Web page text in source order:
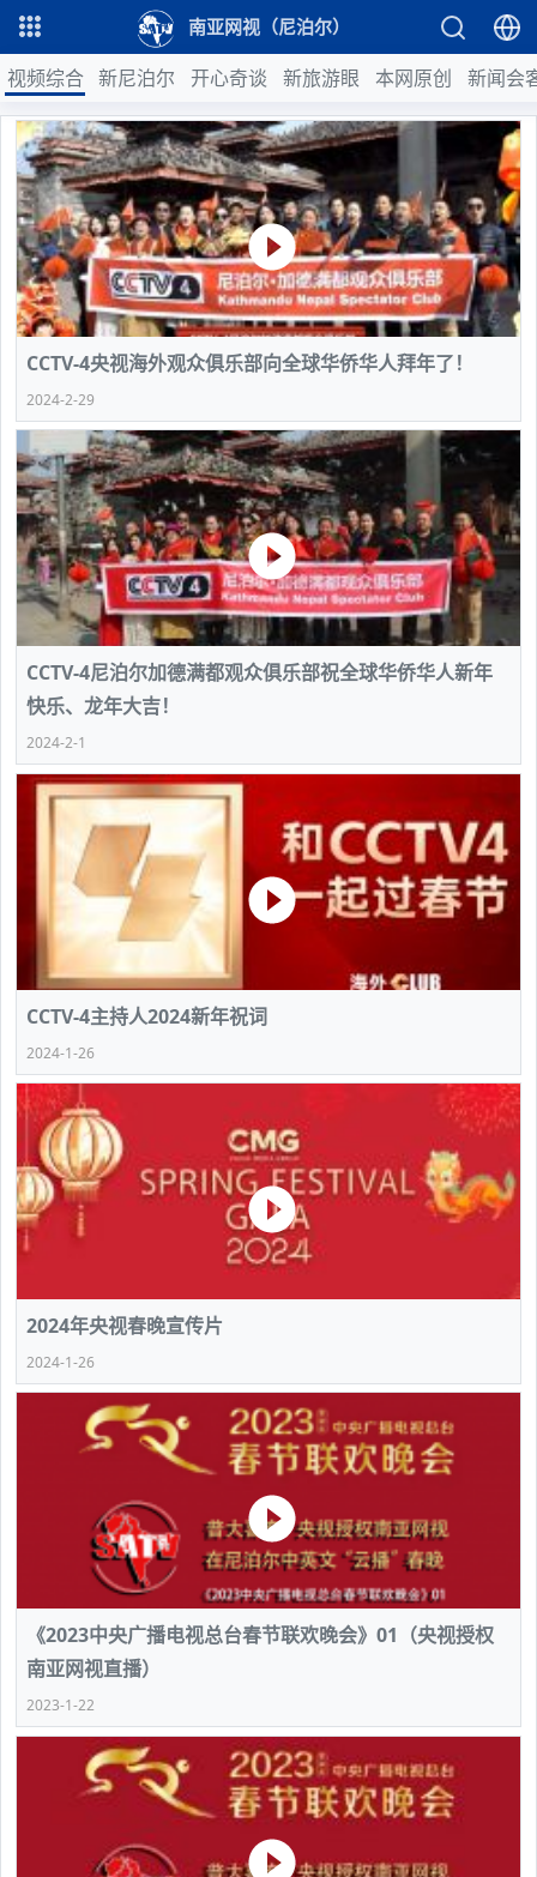
南亚网视（尼泊尔）
视频综合 新尼泊尔 开心奇谈 新旅游眼 本网原创 新闻会
CCTV-4央视海外观众俱乐部向全球华侨华人拜年了！
2024-2-29
CCTV-4尼泊尔加德满都观众俱乐部祝全球华侨华人新年
快乐、龙年大吉！
2024-2-1
CCTV-4主持人2024新年祝词
2024-1-26
2024年央视春晚宣传片
2024-1-26
《2023中央广播电视总台春节联欢晚会》01（央视授权
南亚网视直播）
2023-1-22